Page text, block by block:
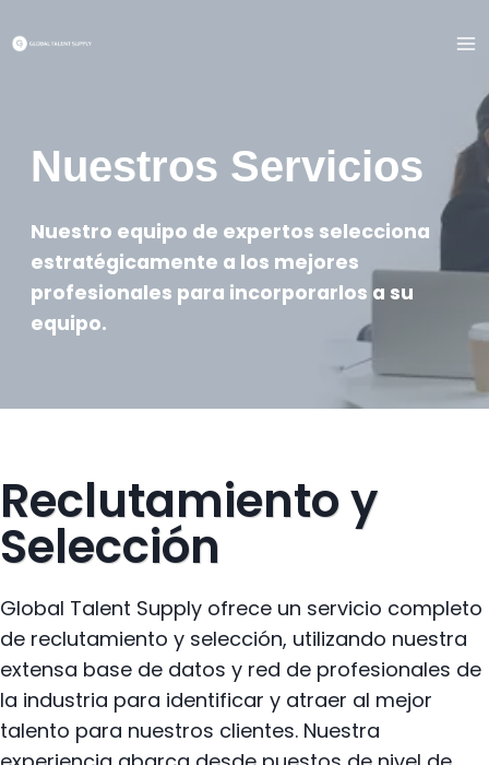
al
Nuestros Servicios
Nuestro equipo de expertos selecciona
estratégicamente a los mejores
profesionales para incorporarlos a su
equipo.
Reclutamiento y
Selección
Global Talent Supply ofrece un servicio completo
de reclutamiento y selección, utilizando nuestra
extensa base de datos y red de profesionales de
la industria para identificar y atraer al mejor
talento para nuestros clientes. Nuestra